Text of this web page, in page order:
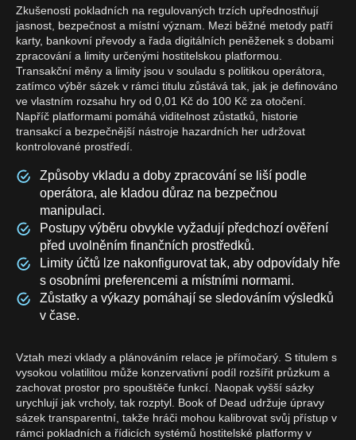
Zkušenosti pokladních na regulovaných trzích upřednostňují
jasnost, bezpečnost a místní význam. Mezi běžné metody patří
karty, bankovní převody a řada digitálních peněženek s dobami
zpracování a limity určenými hostitelskou platformou.
Transakční měny a limity jsou v souladu s politikou operátora,
zatímco výběr sázek v rámci titulu zůstává tak, jak je definováno
ve vlastním rozsahu hry od 0,01 Kč do 100 Kč za otočení.
Napříč platformami pomáhá viditelnost zůstatků, historie
transakcí a bezpečnější nástroje hazardních her udržovat
kontrolované prostředí.
Způsoby vkladu a doby zpracování se liší podle
operátora, ale kladou důraz na bezpečnou
manipulaci.
Postupy výběru obvykle vyžadují předchozí ověření
před uvolněním finančních prostředků.
Limity účtů lze nakonfigurovat tak, aby odpovídaly hře
s osobními preferencemi a místními normami.
Zůstatky a výkazy pomáhají se sledováním výsledků
v čase.
Vztah mezi vklady a plánováním relace je přímočarý. S titulem s
vysokou volatilitou může konzervativní podíl rozšířit průzkum a
zachovat prostor pro spouštěče funkcí. Naopak vyšší sázky
urychlují jak vrcholy, tak rozptyl. Book of Dead udržuje úpravy
sázek transparentní, takže hráči mohou kalibrovat svůj přístup v
rámci pokladních a řídicích systémů hostitelské platformy v